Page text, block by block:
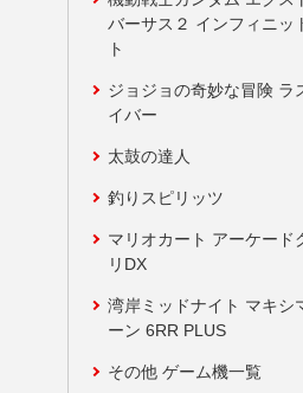
バーサス２ インフィニッ
ト
ジョジョの奇妙な冒険 ラ
イバー
太鼓の達人
釣りスピリッツ
マリオカート アーケード
リDX
湾岸ミッドナイト マキシ
ーン 6RR PLUS
その他 ゲーム機一覧